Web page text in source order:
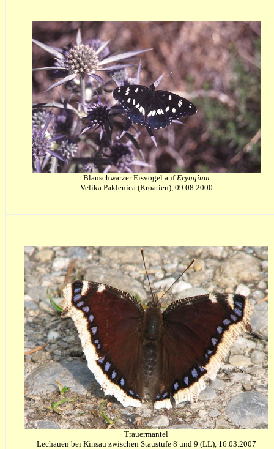
Blauschwarzer Eisvogel aufEryngium
Velika Paklenica (Kroatien), 09.08.2000
Trauermantel
Lechauen bei Kinsau zwischen Staustufe 8 und 9 (LL), 16.03.2007